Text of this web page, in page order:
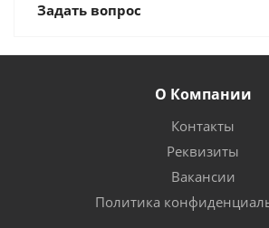
Задать вопрос
О Компании
Контакты
Реквизиты
Вакансии
Политика